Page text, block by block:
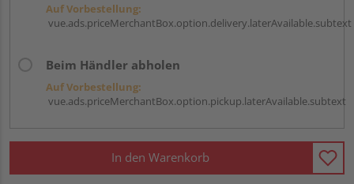
Auf Vorbestellung:
vue.ads.priceMerchantBox.option.delivery.laterAvailable.subtext
Beim Händler abholen
Auf Vorbestellung:
vue.ads.priceMerchantBox.option.pickup.laterAvailable.subtext
In den Warenkorb